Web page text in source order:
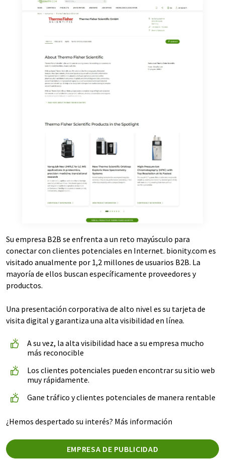
LUMITOS AG, Ernst-Augustin-Str. 2, 12489 Berlín
(Alemania) o por correo electrónico a
suscripción al boletín informativo correspondiente.
Su empresa B2B se enfrenta a un reto mayúsculo para
conectar con clientes potenciales en Internet. bionity.com es
visitado anualmente por 1,2 millones de usuarios B2B. La
mayoría de ellos buscan específicamente proveedores y
productos.
Una presentación corporativa de alto nivel es su tarjeta de
visita digital y garantiza una alta visibilidad en línea.
A su vez, la alta visibilidad hace a su empresa mucho
más reconocible
Los clientes potenciales pueden encontrar su sitio web
muy rápidamente.
Gane tráfico y clientes potenciales de manera rentable
¿Hemos despertado su interés? Más información
EMPRESA DE PUBLICIDAD